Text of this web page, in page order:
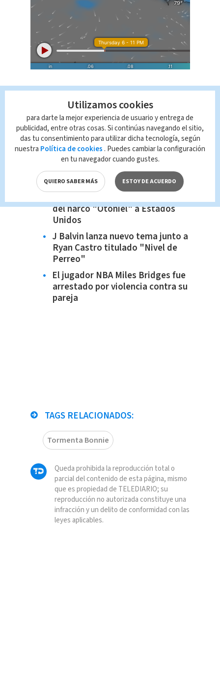
Te Recomendamos:
Tormenta Tropical Bonnie ingresa
a Costa Rica
del narco "Otoniel" a Estados
Unidos
J Balvin lanza nuevo tema junto a
Ryan Castro titulado "Nivel de
Perreo"
El jugador NBA Miles Bridges fue
arrestado por violencia contra su
pareja
TAGS RELACIONADOS:
Tormenta Bonnie
Queda prohibida la reproducción total o
parcial del contenido de esta página, mismo
que es propiedad de TELEDIARIO; su
reproducción no autorizada constituye una
infracción y un delito de conformidad con las
leyes aplicables.
Utilizamos cookies
para darte la mejor experiencia de usuario y entrega de
publicidad, entre otras cosas. Si continúas navegando el sitio,
das tu consentimiento para utilizar dicha tecnología, según
nuestra Política de cookies . Puedes cambiar la configuración
en tu navegador cuando gustes.
QUIERO SABER MÁS ESTOY DE ACUERDO